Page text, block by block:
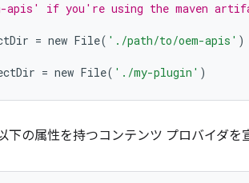
apis' if you're using the maven
= new File( './path/to/oem-apis' )
= new File( './my-plugin' )
の属性を持つコンテンツ プロバイダを